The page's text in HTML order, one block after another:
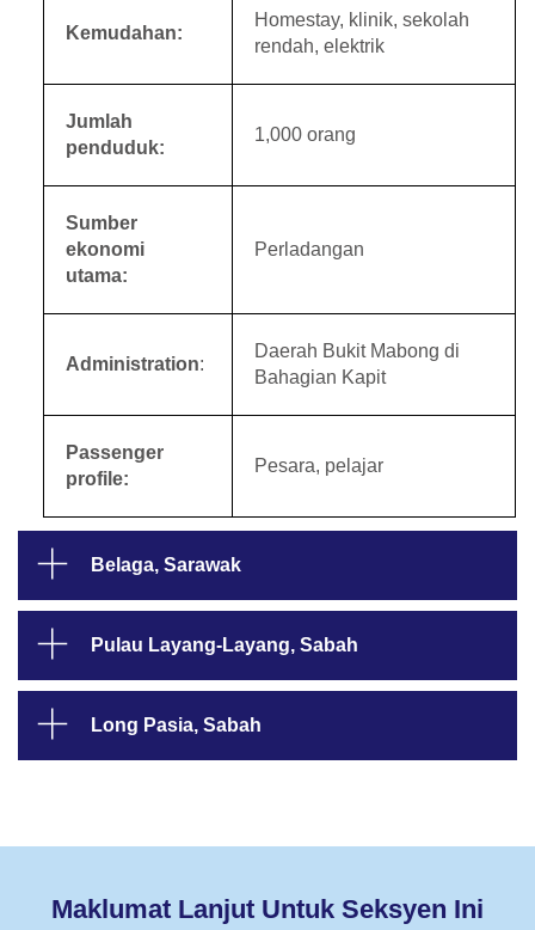
Kemudahan:
Homestay, klinik, sekolah
rendah, elektrik
Jumlah
penduduk:
1,000 orang
Sumber
ekonomi
utama:
Perladangan
Administration:
Daerah Bukit Mabong di
Bahagian Kapit
Passenger
profile:
Pesara, pelajar
Belaga, Sarawak
Pulau Layang-Layang, Sabah
Long Pasia, Sabah
Maklumat Lanjut Untuk Seksyen Ini